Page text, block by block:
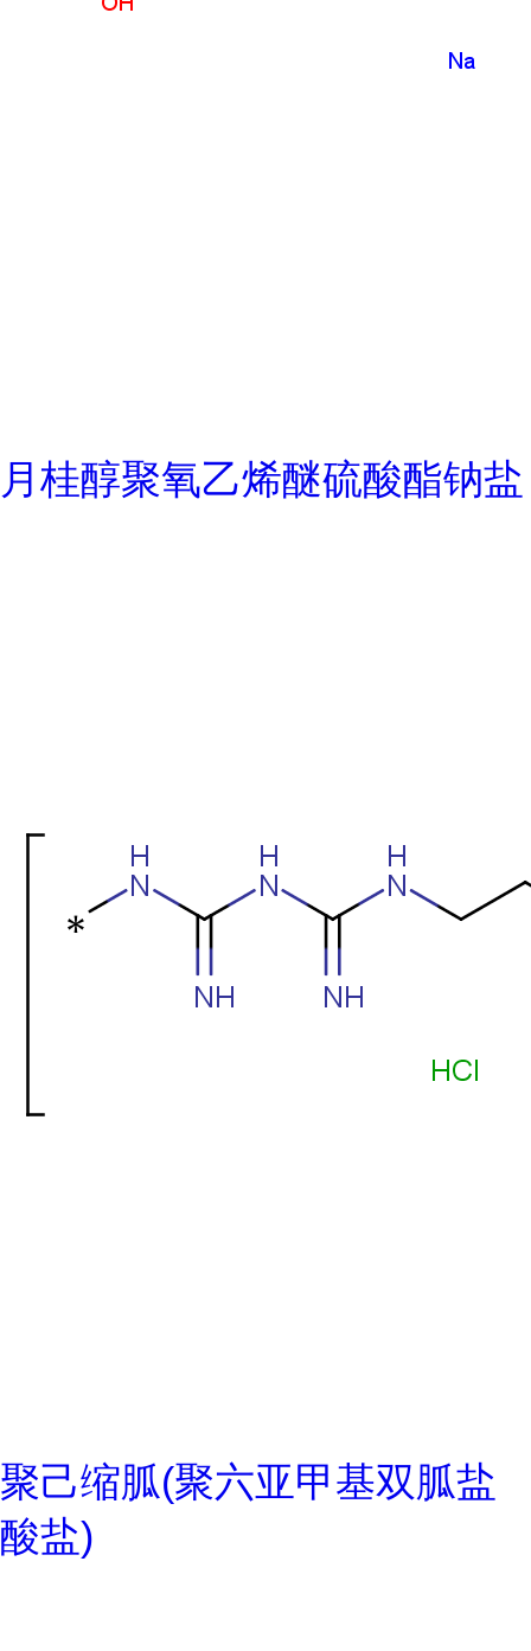
月桂醇聚氧乙烯醚硫酸酯钠盐
聚己缩胍(聚六亚甲基双胍盐
酸盐)